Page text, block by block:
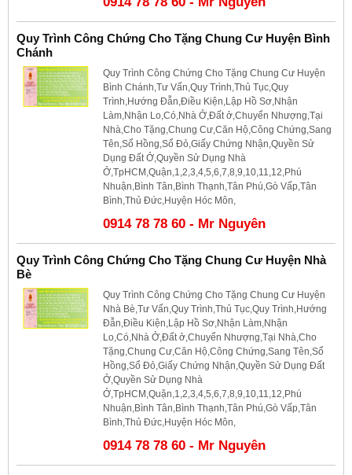
Quy Trình Công Chứng Cho Tặng Chung Cư Huyện Bình
Chánh
Quy Trình Công Chứng Cho Tặng Chung Cư Huyện
Bình Chánh,Tư Vấn,Quy Trình,Thủ Tục,Quy
Trình,Hướng Đẫn,Điều Kiện,Lập Hồ Sơ,Nhận
Làm,Nhận Lo,Có,Nhà Ở,Đất ở,Chuyển Nhượng,Tại
Nhà,Cho Tặng,Chung Cư,Căn Hộ,Công Chứng,Sang
Tên,Sổ Hồng,Sổ Đỏ,Giấy Chứng Nhận,Quyền Sử
Dụng Đất Ở,Quyền Sử Dụng Nhà
Ở,TpHCM,Quận,1,2,3,4,5,6,7,8,9,10,11,12,Phú
Nhuận,Bình Tân,Bình Thạnh,Tân Phú,Gò Vấp,Tân
Bình,Thủ Đức,Huyện Hóc Môn,
0914 78 78 60 - Mr Nguyên
Quy Trình Công Chứng Cho Tặng Chung Cư Huyện Nhà
Bè
Quy Trình Công Chứng Cho Tặng Chung Cư Huyện
Nhà Bè,Tư Vấn,Quy Trình,Thủ Tục,Quy Trình,Hướng
Đẫn,Điều Kiện,Lập Hồ Sơ,Nhận Làm,Nhận
Lo,Có,Nhà Ở,Đất ở,Chuyển Nhượng,Tại Nhà,Cho
Tặng,Chung Cư,Căn Hộ,Công Chứng,Sang Tên,Sổ
Hồng,Sổ Đỏ,Giấy Chứng Nhận,Quyền Sử Dụng Đất
Ở,Quyền Sử Dụng Nhà
Ở,TpHCM,Quận,1,2,3,4,5,6,7,8,9,10,11,12,Phú
Nhuận,Bình Tân,Bình Thạnh,Tân Phú,Gò Vấp,Tân
Bình,Thủ Đức,Huyện Hóc Môn,
0914 78 78 60 - Mr Nguyên